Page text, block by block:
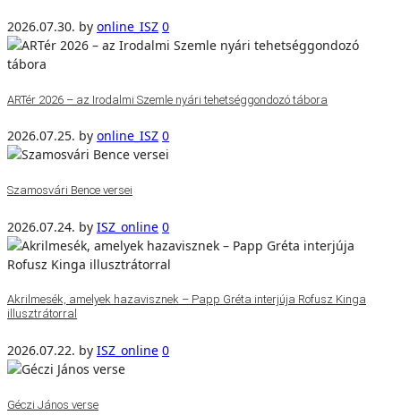
2026.07.30. by online_ISZ 0
ARTér 2026 – az Irodalmi Szemle nyári tehetséggondozó tábora
2026.07.25. by online_ISZ 0
Szamosvári Bence versei
2026.07.24. by ISZ_online 0
Akrilmesék, amelyek hazavisznek – Papp Gréta interjúja Rofusz Kinga
illusztrátorral
2026.07.22. by ISZ_online 0
Géczi János verse